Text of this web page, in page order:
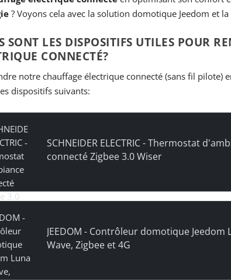
? Voyons cela avec la solution domotique Jeedom et
SONT LES DISPOSITIFS UTILES POUR
CONNECTÉ?
notre chauffage électrique connecté (sans fil pilote)
dispositifs suivants:
SCHNEIDER ELECTRIC - Thermostat
connecté Zigbee 3.0 Wiser
JEEDOM - Contrôleur domotique Jeedom
Wave, Zigbee et 4G